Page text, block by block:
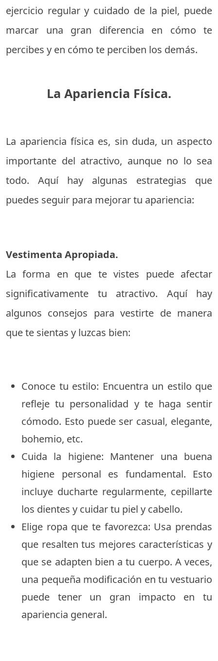
ejercicio regular y cuidado de la piel, puede
marcar una gran diferencia en cómo te
percibes y en cómo te perciben los demás.
La Apariencia Física.
La apariencia física es, sin duda, un aspecto
importante del atractivo, aunque no lo sea
todo. Aquí hay algunas estrategias que
puedes seguir para mejorar tu apariencia:
Vestimenta Apropiada.
La forma en que te vistes puede afectar
significativamente tu atractivo. Aquí hay
algunos consejos para vestirte de manera
que te sientas y luzcas bien:
Conoce tu estilo: Encuentra un estilo que
refleje tu personalidad y te haga sentir
cómodo. Esto puede ser casual, elegante,
bohemio, etc.
Cuida la higiene: Mantener una buena
higiene personal es fundamental. Esto
incluye ducharte regularmente, cepillarte
los dientes y cuidar tu piel y cabello.
Elige ropa que te favorezca: Usa prendas
que resalten tus mejores características y
que se adapten bien a tu cuerpo. A veces,
una pequeña modificación en tu vestuario
puede tener un gran impacto en tu
apariencia general.